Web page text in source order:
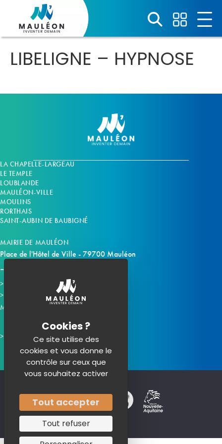
LIBELIGNE – HYPNOSE
LA CHAPELLE-LARGEAU
LE TEMPLE
LOUBLANDE
MAULÉON-VILLE
MOULINS
RORTHAIS
SAINT-AUBIN DE BAUBIGNÉ
MAIRIE DE MAULÉON
Place de l'Hôtel de Ville - 79700 Mauléon
Horaires d'ouverture
Contacter la mairie
Mauléon sur les réseaux :
Panneau de gestion des cookies
Ce site utilise des
cookies et vous donne le
contrôle sur ceux que
vous souhaitez activer
Tout accepter
Tout refuser